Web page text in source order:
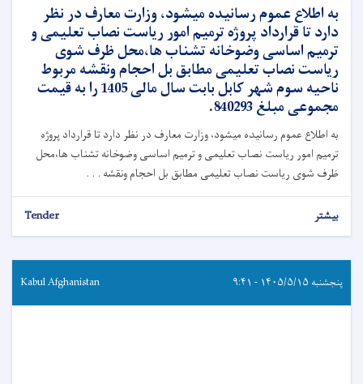
به اطلاع عموم رسانیده میشود، وزارت معارف در نظر
دارد تا قرارداد پروژه ترمیم امور ریاست نصاب تعلیمی و
ترمیم اساسی وضوخانه تشناب ها،محل ظرف شوی
ریاست نصاب تعلیمی مطابق بل احجام ونقشه مربوط
ناحیه سوم شهر کابل بابت سال مالی 1405 را به قیمت
مجموعی مبلغ 840293.
به اطلاع عموم رسانیده میشود، وزارت معارف در نظر دارد تا قرارداد پروژه
ترمیم امور ریاست نصاب تعلیمی و ترمیم اساسی وضوخانه تشناب ها،محل
ظرف شوی ریاست نصاب تعلیمی مطابق بل احجام ونقشه . . .
بیشتر Tender
پنجشنبه ۱۴۰۵/۵/۱۵ - ۹:۴۱ Kabul Afghanistan